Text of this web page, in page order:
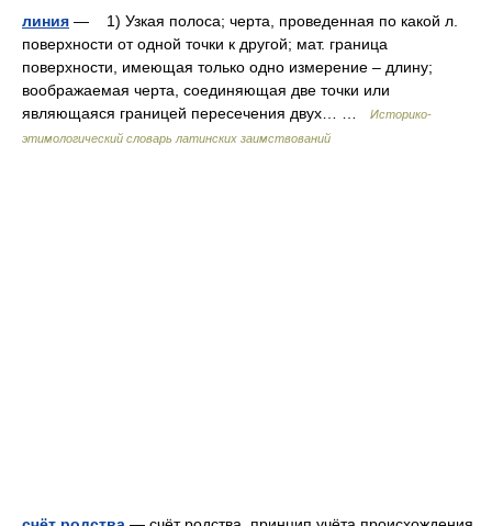
линия — 1) Узкая полоса; черта, проведенная по какой л.
поверхности от одной точки к другой; мат. граница
поверхности, имеющая только одно измерение – длину;
воображаемая черта, соединяющая две точки или
являющаяся границей пересечения двух… …
Историко-
этимологический словарь латинских заимствований